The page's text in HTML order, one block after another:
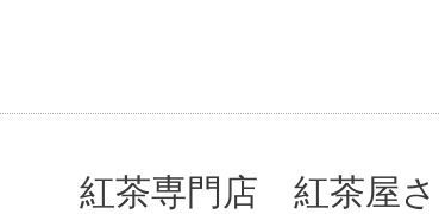
紅茶専門店 紅茶屋